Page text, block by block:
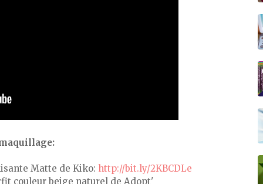
Matte de Kiko: http://bit.ly/2KBCDLe
couleur beige naturel de Adopt'